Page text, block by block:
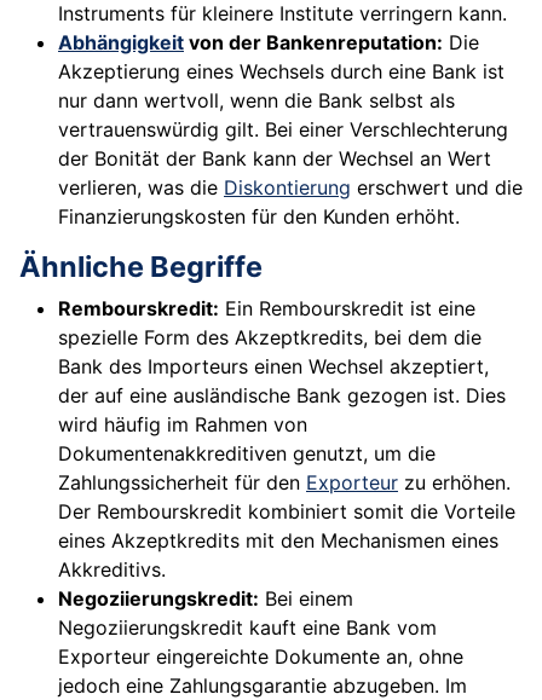
Instruments für kleinere Institute verringern kann.
Abhängigkeit von der Bankenreputation: Die
Akzeptierung eines Wechsels durch eine Bank ist
nur dann wertvoll, wenn die Bank selbst als
vertrauenswürdig gilt. Bei einer Verschlechterung
der Bonität der Bank kann der Wechsel an Wert
verlieren, was die Diskontierung erschwert und die
Finanzierungskosten für den Kunden erhöht.
Ähnliche Begriffe
Rembourskredit: Ein Rembourskredit ist eine
spezielle Form des Akzeptkredits, bei dem die
Bank des Importeurs einen Wechsel akzeptiert,
der auf eine ausländische Bank gezogen ist. Dies
wird häufig im Rahmen von
Dokumentenakkreditiven genutzt, um die
Zahlungssicherheit für den Exporteur zu erhöhen.
Der Rembourskredit kombiniert somit die Vorteile
eines Akzeptkredits mit den Mechanismen eines
Akkreditivs.
Negoziierungskredit: Bei einem
Negoziierungskredit kauft eine Bank vom
Exporteur eingereichte Dokumente an, ohne
jedoch eine Zahlungsgarantie abzugeben. Im